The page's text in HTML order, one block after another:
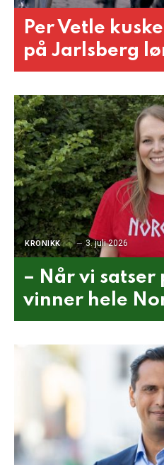
Per Vetle
på Jarlsberg
KRONIKK 3. juli 2026
– Når vi satser
vinner hele